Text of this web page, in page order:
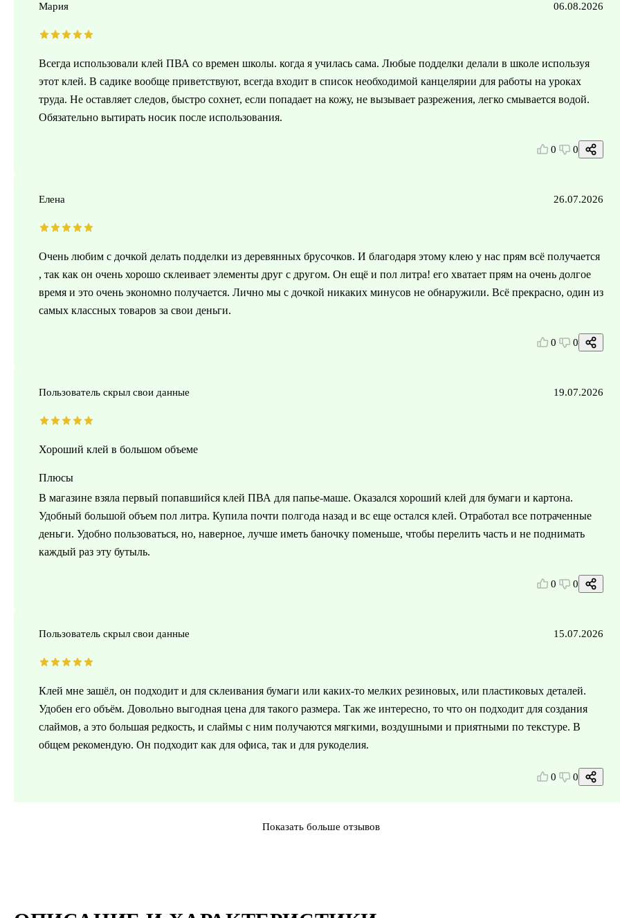
Мария 06.08.2026
Всегда использовали клей ПВА со времен школы. когда я училась сама. Любые подделки делали в школе используя
этот клей. В садике вообще приветствуют, всегда входит в список необходимой канцелярии для работы на уроках
труда. Не оставляет следов, быстро сохнет, если попадает на кожу, не вызывает разрежения, легко смывается водой.
Обязательно вытирать носик после использования.
0 0
Елена 26.07.2026
Очень любим с дочкой делать подделки из деревянных брусочков. И благодаря этому клею у нас прям всё получается
, так как он очень хорошо склеивает элементы друг с другом. Он ещё и пол литра! его хватает прям на очень долгое
время и это очень экономно получается. Лично мы с дочкой никаких минусов не обнаружили. Всё прекрасно, один из
самых классных товаров за свои деньги.
0 0
Пользователь скрыл свои данные 19.07.2026
Хороший клей в большом объеме
Плюсы
В магазине взяла первый попавшийся клей ПВА для папье-маше. Оказался хороший клей для бумаги и картона.
Удобный большой объем пол литра. Купила почти полгода назад и вс еще остался клей. Отработал все потраченные
деньги. Удобно пользоваться, но, наверное, лучше иметь баночку поменьше, чтобы перелить часть и не поднимать
каждый раз эту бутыль.
0 0
Пользователь скрыл свои данные 15.07.2026
Клей мне зашёл, он подходит и для склеивания бумаги или каких-то мелких резиновых, или пластиковых деталей.
Удобен его объём. Довольно выгодная цена для такого размера. Так же интересно, то что он подходит для создания
слаймов, а это большая редкость, и слаймы с ним получаются мягкими, воздушными и приятными по текстуре. В
общем рекомендую. Он подходит как для офиса, так и для рукоделия.
0 0
Показать больше отзывов